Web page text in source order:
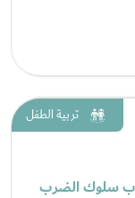
تربية الطفل
سلوك الضرب